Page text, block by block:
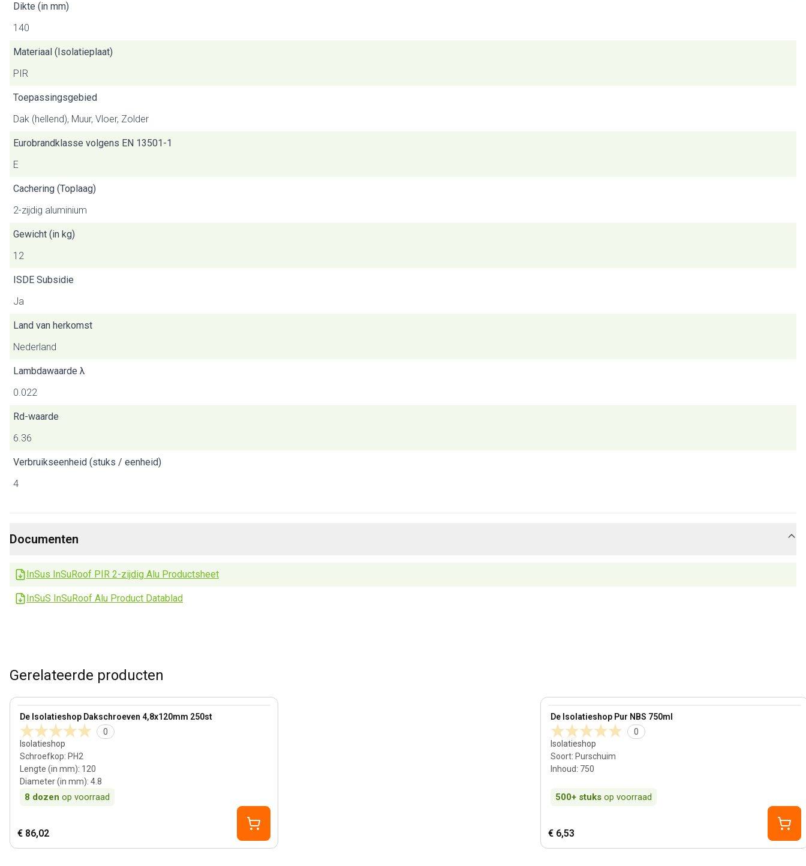
Dikte (in mm)
140
Materiaal (Isolatieplaat)
PIR
Toepassingsgebied
Dak (hellend), Muur, Vloer, Zolder
Eurobrandklasse volgens EN 13501-1
E
Cachering (Toplaag)
2-zijdig aluminium
Gewicht (in kg)
12
ISDE Subsidie
Ja
Land van herkomst
Nederland
Lambdawaarde λ
0.022
Rd-waarde
6.36
Verbruikseenheid (stuks / eenheid)
4
Documenten
InSus InSuRoof PIR 2-zijdig Alu Productsheet
InSuS InSuRoof Alu Product Datablad
Gerelateerde producten
De Isolatieshop Dakschroeven 4,8x120mm 250st
0
Isolatieshop
Schroefkop: PH2
Lengte (in mm): 120
Diameter (in mm): 4.8
8 dozen op voorraad
View product
€ 86,02
De Isolatieshop Pur NBS 750ml
0
Isolatieshop
Soort: Purschuim
Inhoud: 750
500+ stuks op voorraad
View product
€ 6,53